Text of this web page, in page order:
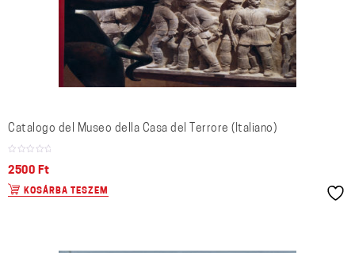
Catalogo del Museo della Casa del Terrore (Italiano)
2500 Ft
KOSÁRBA TESZEM